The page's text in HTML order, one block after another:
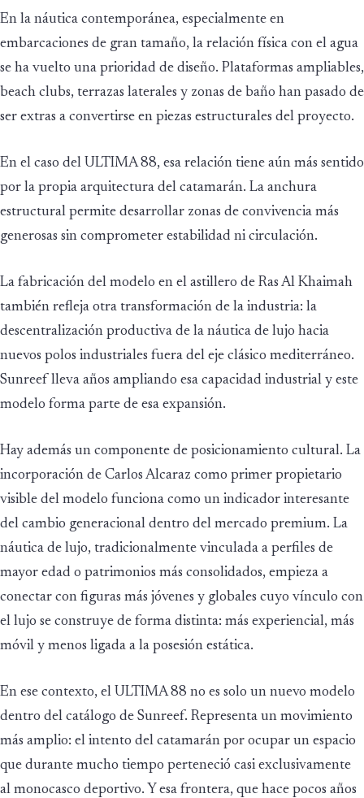
En la náutica contemporánea, especialmente en
embarcaciones de gran tamaño, la relación física con el agua
se ha vuelto una prioridad de diseño. Plataformas ampliables,
beach clubs, terrazas laterales y zonas de baño han pasado de
ser extras a convertirse en piezas estructurales del proyecto.
En el caso del ULTIMA 88, esa relación tiene aún más sentido
por la propia arquitectura del catamarán. La anchura
estructural permite desarrollar zonas de convivencia más
generosas sin comprometer estabilidad ni circulación.
La fabricación del modelo en el astillero de Ras Al Khaimah
también refleja otra transformación de la industria: la
descentralización productiva de la náutica de lujo hacia
nuevos polos industriales fuera del eje clásico mediterráneo.
Sunreef lleva años ampliando esa capacidad industrial y este
modelo forma parte de esa expansión.
Hay además un componente de posicionamiento cultural. La
incorporación de Carlos Alcaraz como primer propietario
visible del modelo funciona como un indicador interesante
del cambio generacional dentro del mercado premium. La
náutica de lujo, tradicionalmente vinculada a perfiles de
mayor edad o patrimonios más consolidados, empieza a
conectar con figuras más jóvenes y globales cuyo vínculo con
el lujo se construye de forma distinta: más experiencial, más
móvil y menos ligada a la posesión estática.
En ese contexto, el ULTIMA 88 no es solo un nuevo modelo
dentro del catálogo de Sunreef. Representa un movimiento
más amplio: el intento del catamarán por ocupar un espacio
que durante mucho tiempo perteneció casi exclusivamente
al monocasco deportivo. Y esa frontera, que hace pocos años